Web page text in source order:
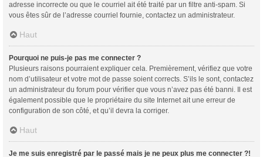
adresse incorrecte ou que le courriel ait été traité par un filtre anti-spam. Si
vous êtes sûr de l’adresse courriel fournie, contactez un administrateur.
Haut
Pourquoi ne puis-je pas me connecter ?
Plusieurs raisons pourraient expliquer cela. Premièrement, vérifiez que votre
nom d’utilisateur et votre mot de passe soient corrects. S’ils le sont, contactez
un administrateur du forum pour vérifier que vous n’avez pas été banni. Il est
également possible que le propriétaire du site Internet ait une erreur de
configuration de son côté, et qu’il devra la corriger.
Haut
Je me suis enregistré par le passé mais je ne peux plus me connecter ?!